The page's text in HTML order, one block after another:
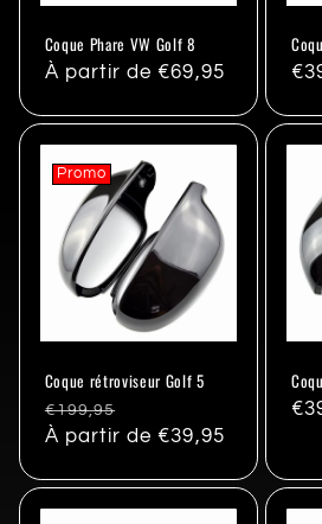
Coque Phare VW Golf 8
Prix
À partir de €69,95
Promo
Coque rétroviseur Golf 5
Prix
habituel
€199,95
À partir de €39,95